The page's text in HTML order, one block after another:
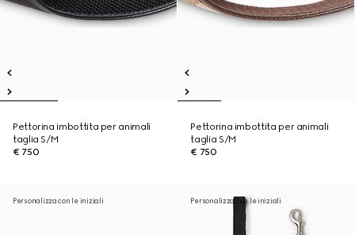
Pettorina imbottita per animali
taglia S/M
€ 750
Pettorina imbottita per animali
taglia S/M
€ 750
Personalizza con le iniziali Personalizza con le iniziali